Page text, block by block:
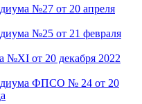
№27 от 20 апреля
№25 от 21 февраля
№XI от 20 декабря 2022
ФПСО № 24 от 20